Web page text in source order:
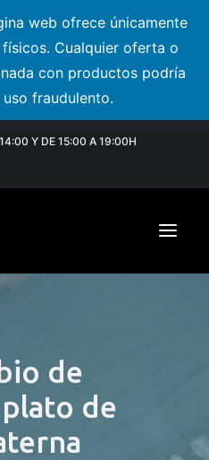
web ofrece únicamente
Cualquier oferta o
con productos podría
fraudulento.
Y DE 15:00 A 19:00H
de
de